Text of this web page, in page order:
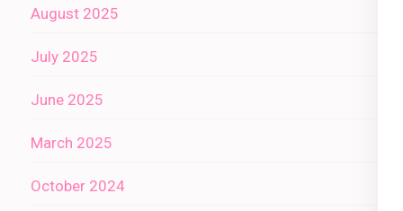
August 2025
July 2025
June 2025
March 2025
October 2024